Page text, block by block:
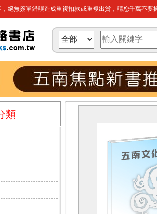
絕無簽單錯誤造成重複扣款或重複出貨，請您千萬不要
類